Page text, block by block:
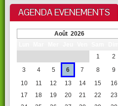
AGENDA EVENEMENTS
Août 2026
1
2
3
4 5 6 7 8
9
10
11 12 13 14 15
16
17
18 19 20 21 22
23